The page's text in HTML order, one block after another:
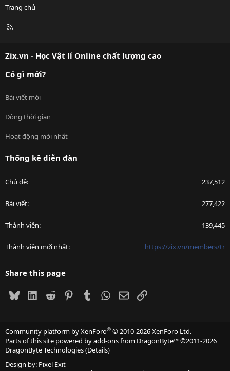
Trang chủ
R
Zix.vn - Học Vật lí Online chất lượng cao
Có gì mới?
Bài viết mới
Dòng thời gian
Hoạt động mới nhất
Thống kê diễn đàn
Chủ đề 237,512
Bài viết 277,422
Thành viên 139,445
Thành viên mới nhất https://zix.vn/members/tr
Share this page
BlueskyLinkedIn
Reddit PinterestTumblrWhatsApp
EmailLink
Community platform by XenForo® © 2010-2026 XenForo Ltd.
Parts of this site powered byadd-ons from DragonByte™©2011-2026
DragonByte Technologies(Details)
Design by: Pixel Exit